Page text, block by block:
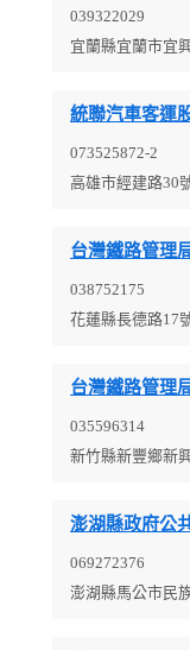
039322029
宜蘭縣宜蘭市宜
統聯汽車客運
073525872-2
高雄市經建路30
台灣鐵路管理
038752175
花蓮縣長德路17
台灣鐵路管理
035596314
新竹縣新豐鄉新
澎湖縣政府公
069272376
澎湖縣馬公市民